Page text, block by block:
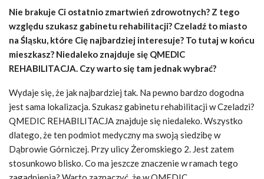
Nie brakuje Ci ostatnio zmartwień zdrowotnych? Z tego
względu szukasz gabinetu rehabilitacji? Czeladź to miasto
na Śląsku, które Cię najbardziej interesuje? To tutaj w końcu
mieszkasz? Niedaleko znajduje się QMEDIC
REHABILITACJA. Czy warto się tam jednak wybrać?
Wydaje się, że jak najbardziej tak. Na pewno bardzo dogodna
jest sama lokalizacja. Szukasz gabinetu rehabilitacji w Czeladzi?
QMEDIC REHABILITACJA znajduje się niedaleko. Wszystko
dlatego, że ten podmiot medyczny ma swoją siedzibę w
Dąbrowie Górniczej. Przy ulicy Żeromskiego 2. Jest zatem
stosunkowo blisko. Co ma jeszcze znaczenie w ramach tego